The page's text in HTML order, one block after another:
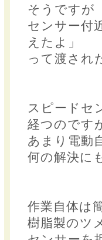
そうですが
センサー付
えたよ」
って渡され
スピードセ
経つのです
あまり電動
何の解決に
作業自体は
樹脂製のツ